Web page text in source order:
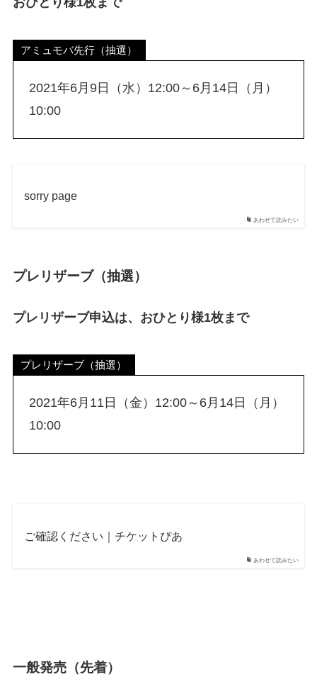
アミュモバ先行（抽選）
2021年6月9日（水）12:00～6月14日（月）
10:00
あわせて読みたい
sorry page
プレリザーブ（抽選）
プレリザーブ申込は、おひとり様1枚まで
プレリザーブ（抽選）
2021年6月11日（金）12:00～6月14日（月）
10:00
あわせて読みたい
ご確認ください｜チケットぴあ
一般発売（先着）